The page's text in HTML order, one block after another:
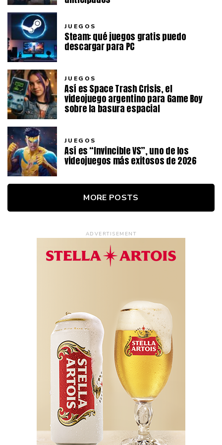
JUEGOS
Steam: qué juegos gratis puedo
descargar para PC
JUEGOS
Así es Space Trash Crisis, el
videojuego argentino para Game Boy
sobre la basura espacial
JUEGOS
Así es “Invincible VS”, uno de los
videojuegos más exitosos de 2026
MORE POSTS
ADVERTISEMENT